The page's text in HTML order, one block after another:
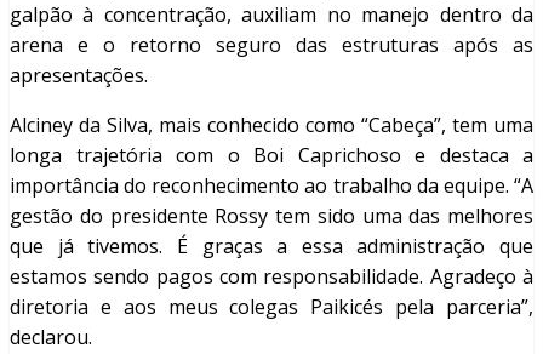
galpão à concentração, auxiliam no manejo dentro da
arena e o retorno seguro das estruturas após as
apresentações.
Alciney da Silva, mais conhecido como “Cabeça”, tem uma
longa trajetória com o Boi Caprichoso e destaca a
importância do reconhecimento ao trabalho da equipe. “A
gestão do presidente Rossy tem sido uma das melhores
que já tivemos. É graças a essa administração que
estamos sendo pagos com responsabilidade. Agradeço à
diretoria e aos meus colegas Paikicés pela parceria”,
declarou.